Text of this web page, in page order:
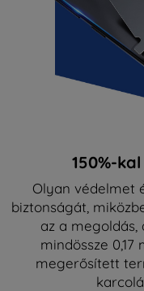
150%-
Olyan védelmet
biztonságát,
az a
mindössze 0,17
megerősített